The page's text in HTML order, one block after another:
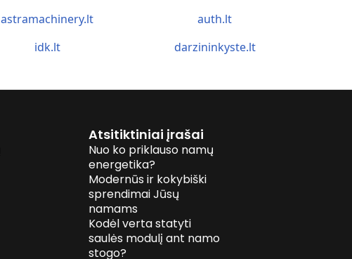
astramachinery.lt
auth.lt
idk.lt darzininkyste.lt
Atsitiktiniai įrašai
Nuo ko priklauso namų
energetika?
Modernūs ir kokybiški
sprendimai Jūsų
namams
Kodėl verta statyti
saulės modulį ant namo
stogo?